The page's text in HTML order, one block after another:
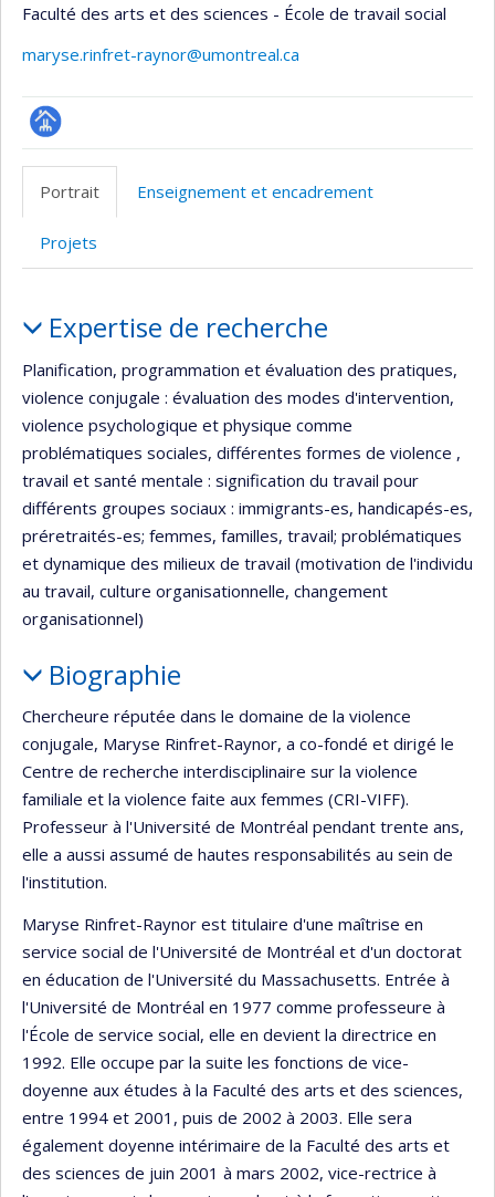
Faculté des arts et des sciences - École de travail social
maryse.rinfret-raynor@umontreal.ca
Page
(faculté,département,école)
Portrait Enseignement et encadrement
Projets
Expertise de recherche
Planification, programmation et évaluation des pratiques,
violence conjugale : évaluation des modes d'intervention,
violence psychologique et physique comme
problématiques sociales, différentes formes de violence ,
travail et santé mentale : signification du travail pour
différents groupes sociaux : immigrants-es, handicapés-es,
préretraités-es; femmes, familles, travail; problématiques
et dynamique des milieux de travail (motivation de l'individu
au travail, culture organisationnelle, changement
organisationnel)
Biographie
Chercheure réputée dans le domaine de la violence
conjugale, Maryse Rinfret-Raynor, a co-fondé et dirigé le
Centre de recherche interdisciplinaire sur la violence
familiale et la violence faite aux femmes (CRI-VIFF).
Professeur à l'Université de Montréal pendant trente ans,
elle a aussi assumé de hautes responsabilités au sein de
l'institution.
Maryse Rinfret-Raynor est titulaire d'une maîtrise en
service social de l'Université de Montréal et d'un doctorat
en éducation de l'Université du Massachusetts. Entrée à
l'Université de Montréal en 1977 comme professeure à
l'École de service social, elle en devient la directrice en
1992. Elle occupe par la suite les fonctions de vice-
doyenne aux études à la Faculté des arts et des sciences,
entre 1994 et 2001, puis de 2002 à 2003. Elle sera
également doyenne intérimaire de la Faculté des arts et
des sciences de juin 2001 à mars 2002, vice-rectrice à